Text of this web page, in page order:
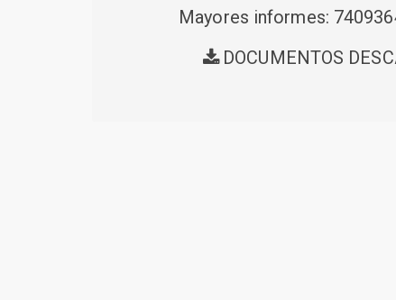
Mayores informes:
DOCUMENTOS